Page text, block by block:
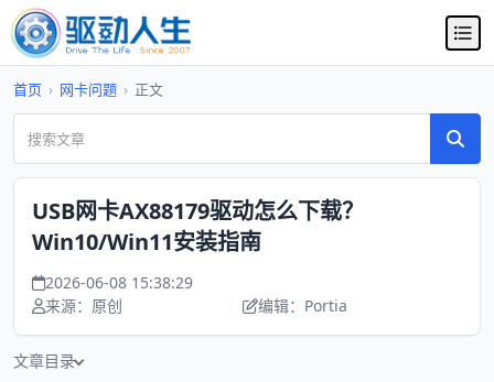
首页 › 网卡问题 › 正文
USB网卡AX88179驱动怎么下载？
Win10/Win11安装指南
2026-06-08 15:38:29
来源：原创
编辑：Portia
文章目录